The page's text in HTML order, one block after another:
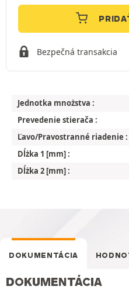
Bezpečná transakcia
Jednotka mnożstva :
Prevedenie stierača :
Ľavo/Pravostranné riadenie :
Dĺżka 1 [mm] :
Dĺżka 2 [mm] :
DOKUMENTÁCIA
DOKUMENTÁCIA